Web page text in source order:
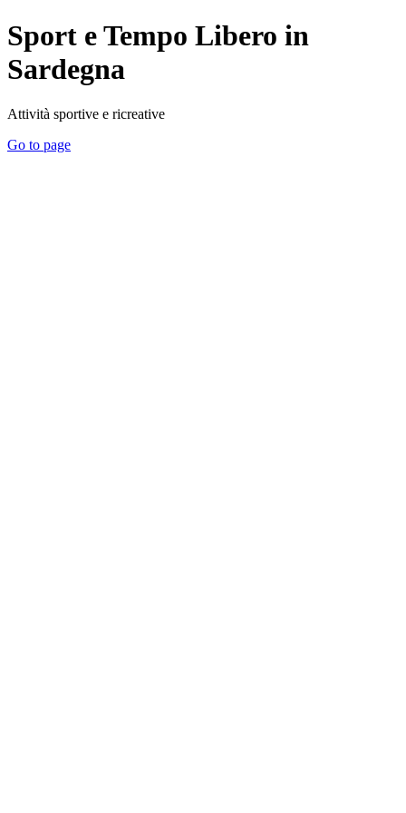
Sport e Tempo Libero in
Sardegna
Attività sportive e ricreative
Go to page